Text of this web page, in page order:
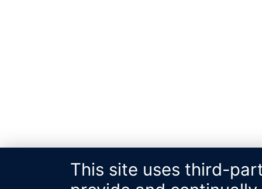
This site uses third-